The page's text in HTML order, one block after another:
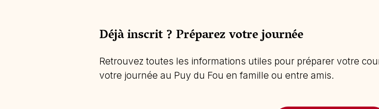
Déjà inscrit ? Préparez votre journée
Retrouvez toutes les informations utiles pour préparer votre
votre journée au Puy du Fou en famille ou entre amis.